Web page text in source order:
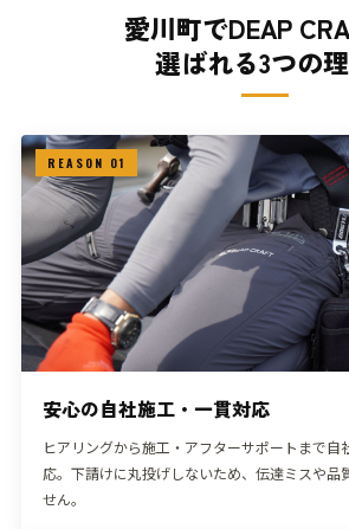
愛川町でDEAP
選ばれる3つの
REASON 01
安心の自社施工・一貫対応
ヒアリングから施工・アフターサポートまで自
応。下請けに丸投げしないため、伝達ミスや品
せん。